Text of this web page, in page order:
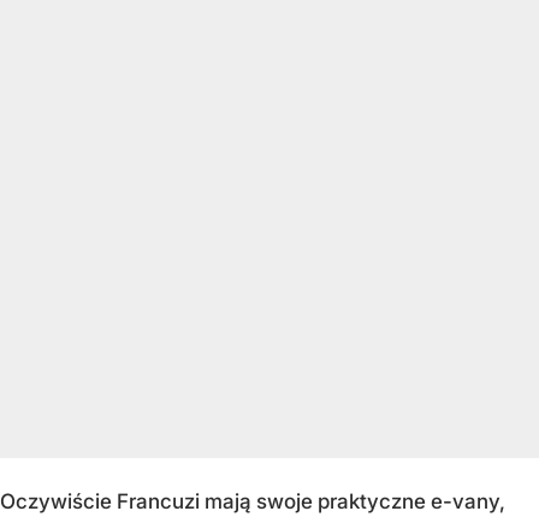
Oczywiście Francuzi mają swoje praktyczne e-vany,